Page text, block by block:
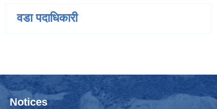
वडा पदाधिकारी
Notices